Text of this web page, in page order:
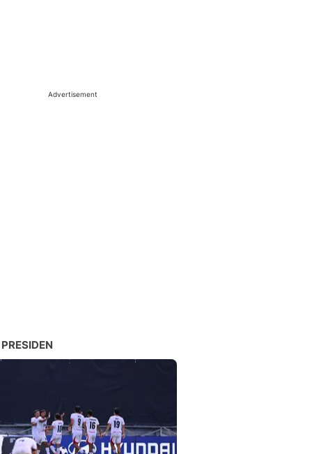
Advertisement